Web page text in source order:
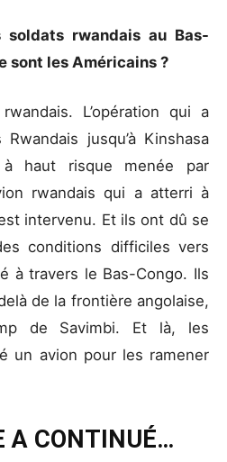
rwandais au Bas-
sont les Américains ?
L’opération qui a
jusqu’à Kinshasa
haut risque menée par
rwandais qui a atterri à
intervenu. Et ils ont dû se
conditions difficiles vers
à travers le Bas-Congo. Ils
de la frontière angolaise,
de Savimbi. Et là, les
un avion pour les ramener
A CONTINUÉ…